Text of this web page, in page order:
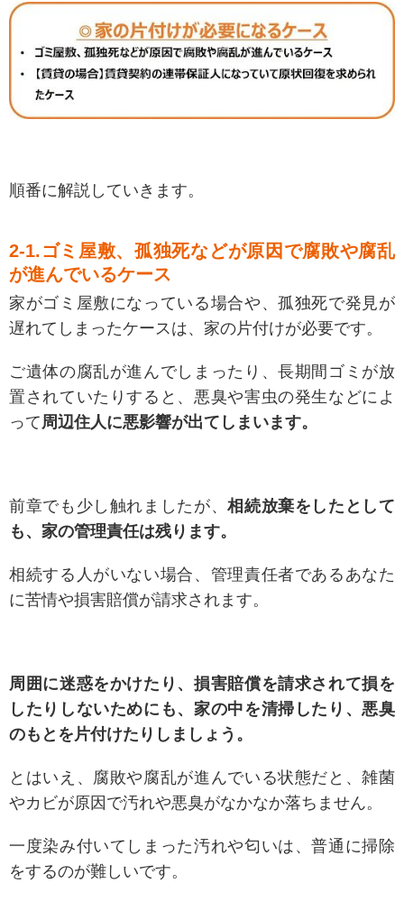
順番に解説していきます。
2-1.ゴミ屋敷、孤独死などが原因で腐敗や腐乱
が進んでいるケース
家がゴミ屋敷になっている場合や、孤独死で発見が
遅れてしまったケースは、家の片付けが必要です。
ご遺体の腐乱が進んでしまったり、長期間ゴミが放
置されていたりすると、悪臭や害虫の発生などによ
って 周辺住人に悪影響が出てしまいます。
前章でも少し触れましたが、相続放棄をしたとして
も、家の管理責任は残ります。
相続する人がいない場合、管理責任者であるあなた
に苦情や損害賠償が請求されます。
周囲に迷惑をかけたり、損害賠償を請求されて損を
したりしないためにも、家の中を清掃したり、悪臭
のもとを片付けたりしましょう。
とはいえ、腐敗や腐乱が進んでいる状態だと、雑菌
やカビが原因で汚れや悪臭がなかなか落ちません。
一度染み付いてしまった汚れや匂いは、普通に掃除
をするのが難しいです。